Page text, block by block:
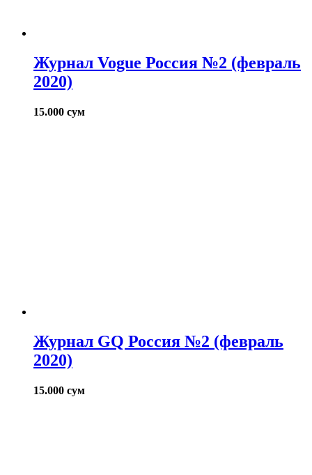
Журнал Vogue Россия №2 (февраль
2020)
15.000 сум
Журнал GQ Россия №2 (февраль
2020)
15.000 сум